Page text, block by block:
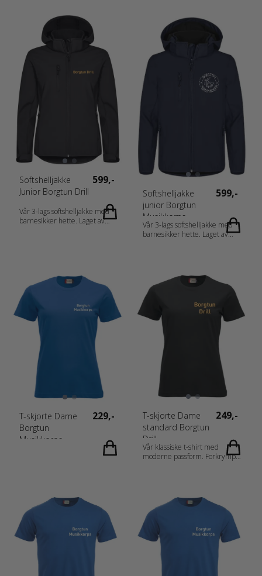
nederkant og justerbare
borrelås i ermeavslutningene.
WP 3000 / MVP 1000 Materiale:
96 % Resirkulert Polyester, 4 %
Spandex. Kjønn: Damer
Målskjema: 0200917_fi_no_da_de_nl_at_de-
CH_fr-CH_fr_es_pt_storlek.pdf
borrelås i ermeavslutningene.
WP 3000 / MVP 1000 Materiale:
96 % Resirkulert Polyester, 4 %
Spandex. Kjønn: Herrer
Målskjema:
CH_fr-CH_fr_es_pt_storlek.pdf
Softshelljakke
Junior Borgtun Drill
599,-
Vår 3-lags softshelljakke med
barnesikker hette. Laget av
nederkant og på
ermeavslutningene. WP 3000 /
MVP 1000 Materiale: 96 %
Resirkulert Polyester, 4 %
Spandex. Kjønn: Junior
Målskjema: 0200909_fi_no_da_de_nl_at_de-
CH_fr-CH_fr_es_pt_storlek.pdf
Softshelljakke
junior Borgtun
Musikkorps
599,-
Vår 3-lags softshelljakke med
barnesikker hette. Laget av
avtakbar hette. Elastisk teip i
nederkant og på
ermeavslutningene. WP 3000 /
Resirkulert Polyester, 4 %
Spandex. Kjønn: Junior
Målskjema:
CH_fr-CH_fr_es_pt_storlek.pdf
T-skjorte Dame
Borgtun
Musikkorps
229,-
T-skjorte Dame
standard Borgtun
Drill
249,-
Vår klassiske t-shirt med
moderne passform. Forkrympet
damemodell. Materiale: 100 %
Bomull (Visibility Yellow og
Visibility Orange [11/170] 80 %
Polyester, 20 % Bomull med
sidesømmer. Ash [92] 99 %
Bomull, 1 % Viskose. Grey
Melange [95] 85 % Bomull, 15